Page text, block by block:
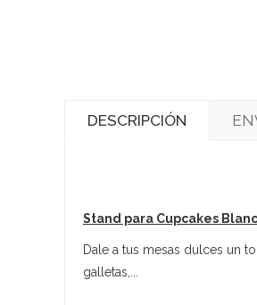
DESCRIPCIÓN
Stand para Cupcakes
Dale a tus mesas dulces un
galletas,...